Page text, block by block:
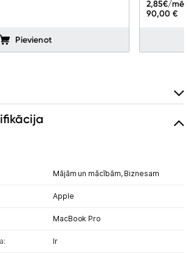
saraksts
apmaksa
Pievienot
90,00 €
2,85€/
Mājām un mācībām, Biznesam
Apple
MacBook Pro
Ir